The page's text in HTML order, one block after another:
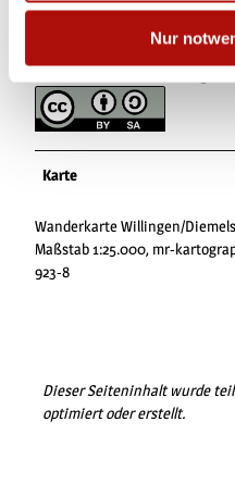
Nur
Lizenz (Stammdaten)
Karte
Wanderkarte Willingen/
Maßstab 1:25.000, mr-
923-8
Dieser Seiteninhalt wurde
optimiert oder erstellt.